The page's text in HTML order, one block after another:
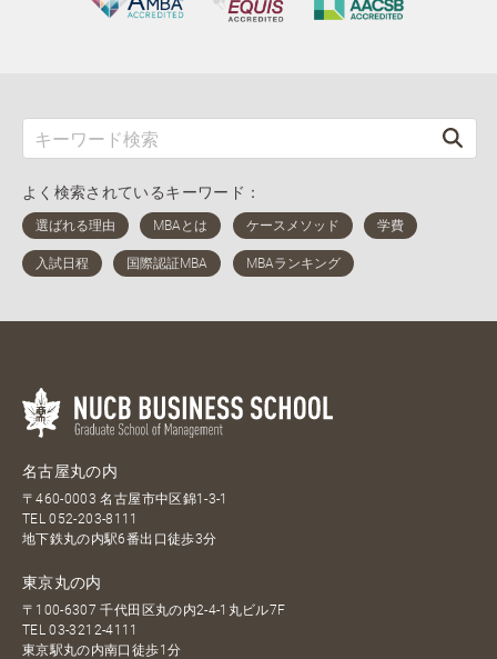
よく検索されているキーワード：
名古屋丸の内
〒460-0003 名古屋市中区錦1-3-1
TEL052-203-8111
地下鉄丸の内駅6番出口徒歩3分
東京丸の内
〒100-6307 千代田区丸の内2-4-1丸ビル7F
TEL03-3212-4111
東京駅丸の内南口徒歩1分